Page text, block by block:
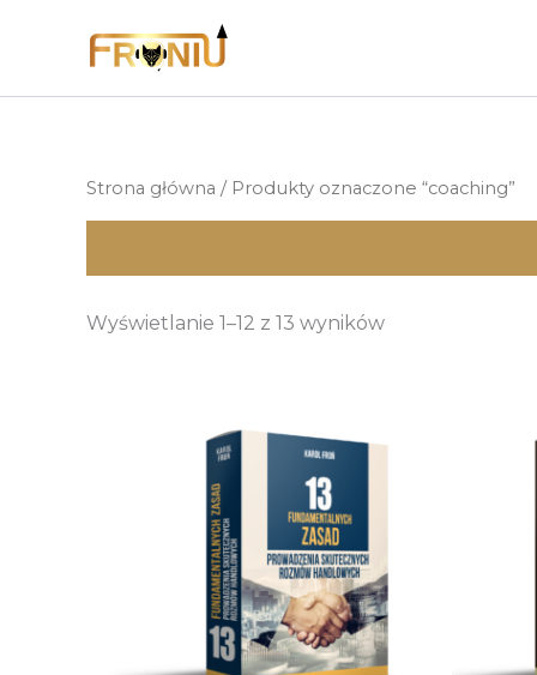
Strona główna / Produkty oznaczone “coaching”
Wyświetlanie 1–12 z 13 wyników